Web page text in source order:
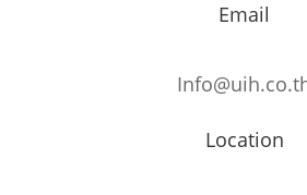
Email
Location